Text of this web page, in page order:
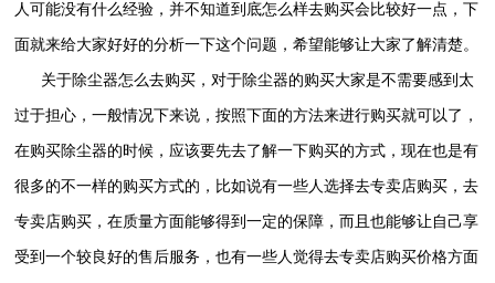
人可能没有什么经验，并不知道到底怎么样去购买会比较好一点，下
面就来给大家好好的分析一下这个问题，希望能够让大家了解清楚。
关于除尘器怎么去购买，对于除尘器的购买大家是不需要感到太
过于担心，一般情况下来说，按照下面的方法来进行购买就可以了，
在购买除尘器的时候，应该要先去了解一下购买的方式，现在也是有
很多的不一样的购买方式的，比如说有一些人选择去专卖店购买，去
专卖店购买，在质量方面能够得到一定的保障，而且也能够让自己享
受到一个较良好的售后服务，也有一些人觉得去专卖店购买价格方面